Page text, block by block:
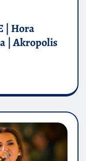
| Hora
| Akropolis